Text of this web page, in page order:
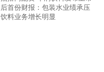
后首份财报：包装水业绩承压
饮料业务增长明显